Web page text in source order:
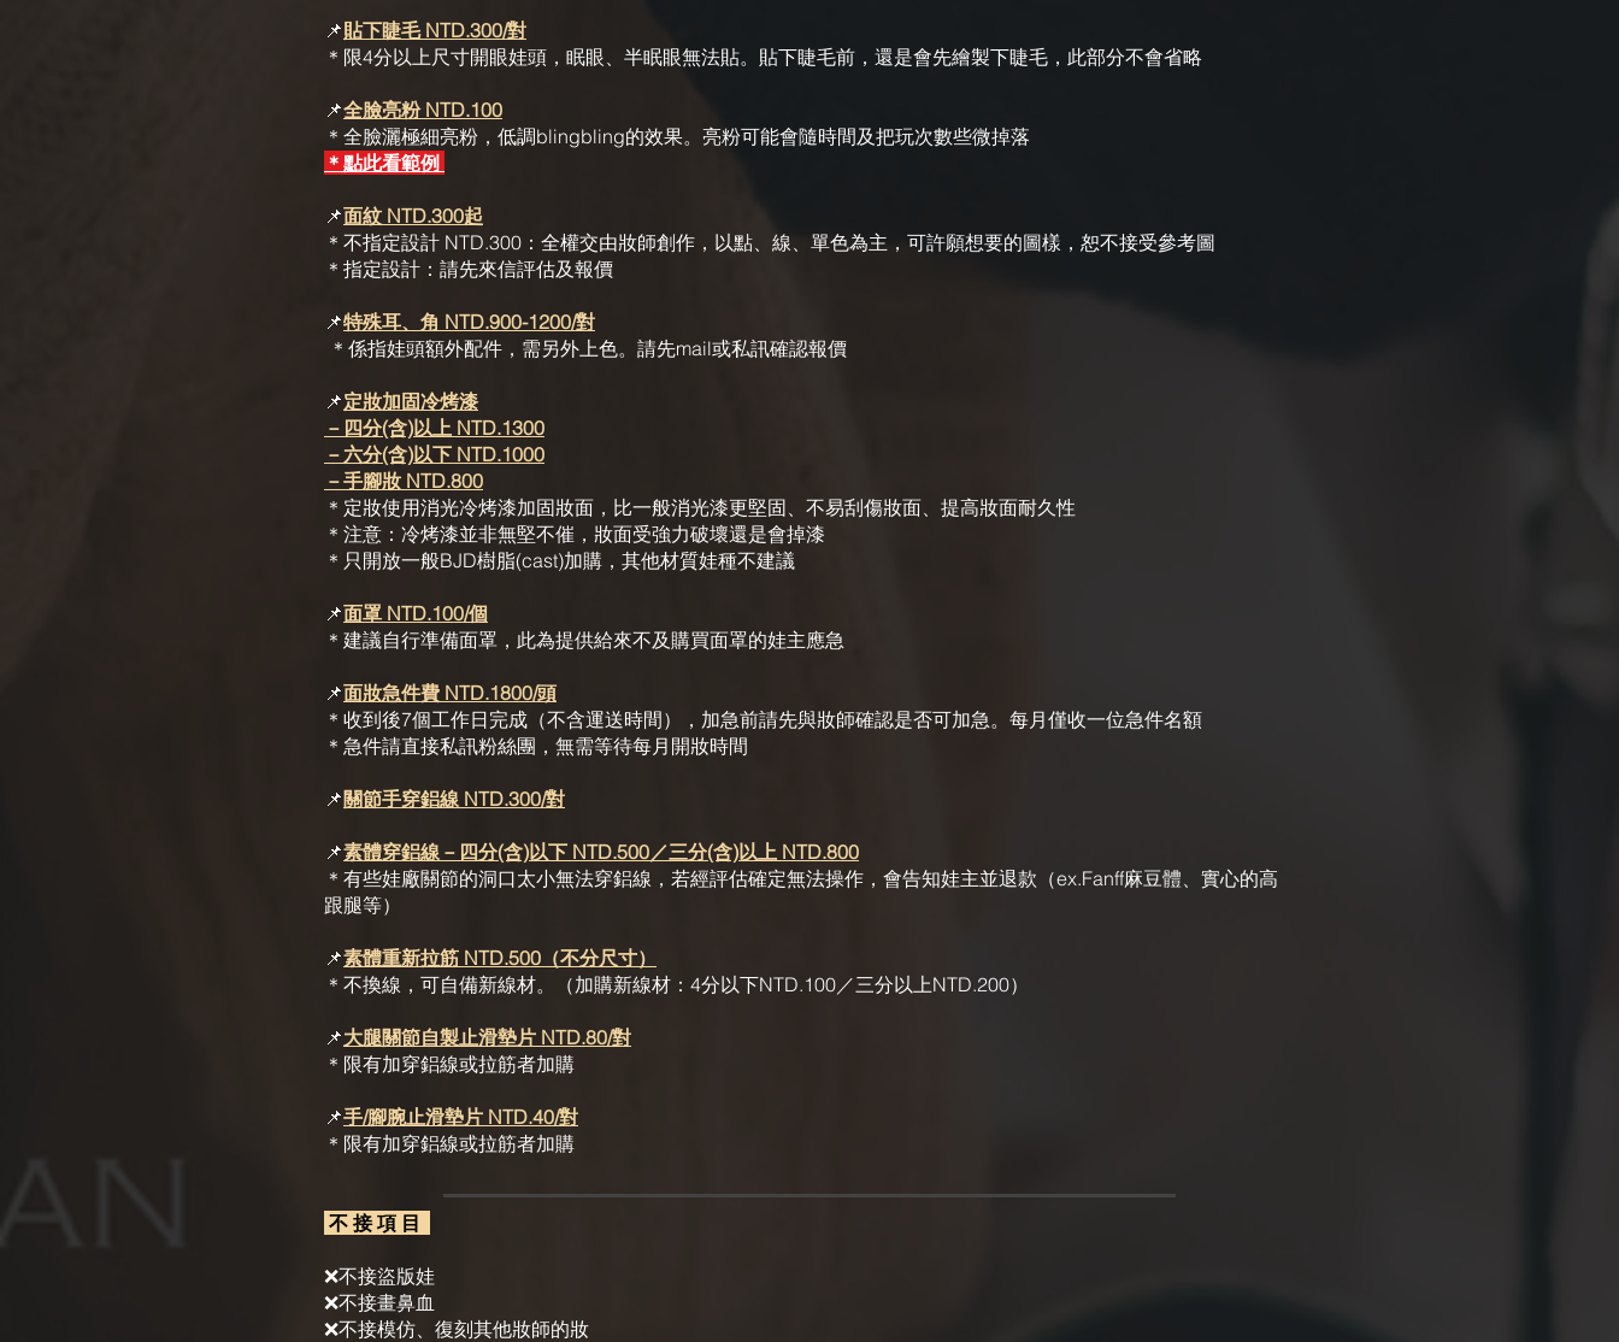
📌貼下睫毛 NTD.300/對
＊限4分以上尺寸開眼娃頭，眠眼、半眠眼無法貼。貼下睫毛前，還是會先繪製下睫毛，此部分不會省略
📌全臉亮粉 NTD.100
＊全臉灑極細亮粉，低調blingbling的效果。亮粉可能會隨時間及把玩次數些微掉落
＊點此看範例
📌面紋 NTD.300起
＊不指定設計 NTD.300：全權交由妝師創作，以點、線、單色為主，可許願想要的圖樣，恕不接受參考圖
＊指定設計：請先來信評估及報價
📌特殊耳、角 NTD.900-1200/對
＊係指娃頭額外配件，需另外上色。請先mail或私訊確認報價
📌定妝加固冷烤漆
－四分(含)以上 NTD.1300
－六分(含)以下 NTD.1000
－手腳妝 NTD.800
＊定妝使用消光冷烤漆加固妝面，比一般消光漆更堅固、不易刮傷妝面、提高妝面耐久性
＊注意：冷烤漆並非無堅不催，妝面受強力破壞還是會掉漆
​＊只開放一般BJD樹脂(cast)加購，其他材質娃種不建議
📌面罩 NTD.100/個
＊建議自行準備面罩，此為提供給來不及購買面罩的娃主應急
📌面妝急件費 NTD.1800/頭
＊收到後7個工作日完成（不含運送時間），加急前請先與妝師確認是否可加急。每月僅收一位急件名額
​​＊急件請直接私訊粉絲團，無需等待每月開妝時間
📌 關節手穿鋁線 NTD.300/對
📌素體穿鋁線－四分(含)以下 NTD.500／三分(含)以上 NTD.800
＊有些娃廠關節的洞口太小無法穿鋁線，若經評估確定無法操作，會告知娃主並退款（ex.Fanff麻豆體、實心的高
跟腿等）
📌素體重新拉筋 NTD.500（不分尺寸）
​＊不換線，可自備新線材。（加購新線材：4分以下NTD.100／三分以上NTD.200）
📌大腿關節自製止滑墊片 NTD.80/對
＊限有加穿鋁線或拉筋者加購
📌手/腳腕止滑墊片 NTD.40/對
＊限有加穿鋁線或拉筋者加購
不 接 項 目
❌不接盜版娃
❌不接畫鼻血
❌不接模仿、復刻其他妝師的妝